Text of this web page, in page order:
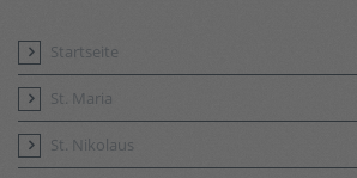
Startseite
St. Maria
St. Nikolaus